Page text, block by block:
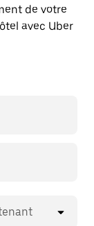
de votre
avec Uber